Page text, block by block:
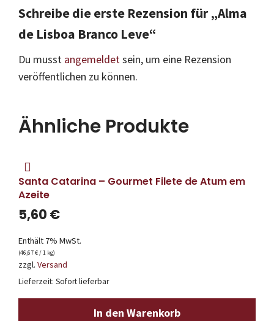
Schreibe die erste Rezension für „Alma
de Lisboa Branco Leve“
Du musst angemeldetsein, um eine Rezension
veröffentlichen zu können.
Ähnliche Produkte
Santa Catarina – Gourmet Filete de Atum em
Azeite
5,60 €
Enthält 7% MwSt.
(46,67€/ 1 kg)
zzgl. Versand
Lieferzeit: Sofort lieferbar
In den Warenkorb